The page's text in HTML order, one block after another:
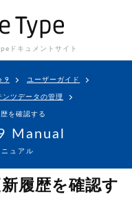
ドキュメントサイト
9 ユーザーガイド
ンツデータの管理
を確認する
Manual
ュアル
履歴を確認す